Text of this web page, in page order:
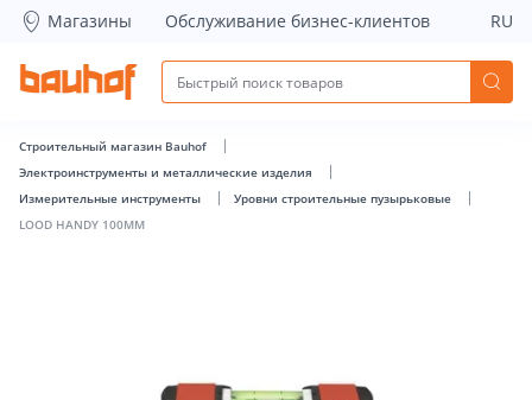
LOOD HANDY 100MM - Bauhof has loaded
Магазины Обслуживание бизнес-клиентов RU
Строительный магазин Bauhof
Электроинструменты и металлические изделия
Измерительные инструменты
Уровни строительные пузырьковые
LOOD HANDY 100MM